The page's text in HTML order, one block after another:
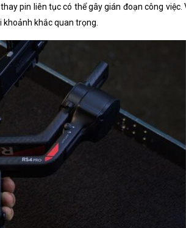
pin liên tục có thể gây gián đoạn công
khắc quan trọng.